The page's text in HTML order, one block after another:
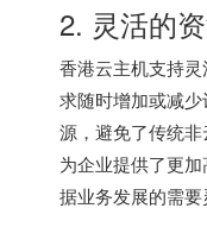
2. 灵活的
香港云主机支持
求随时增加或减
源，避免了传统
为企业提供了更
据业务发展的需要